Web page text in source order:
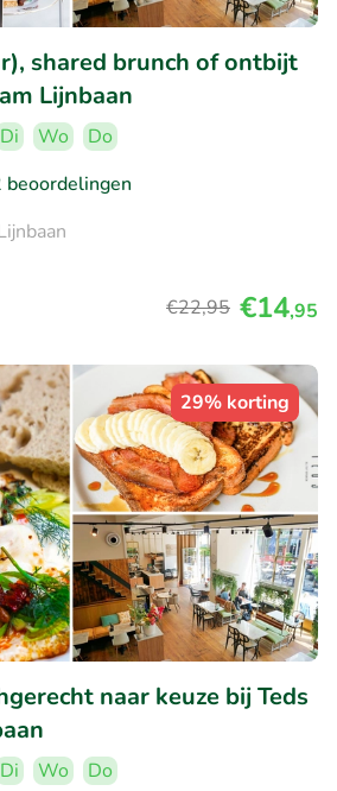
shared brunch of ontbijt
Lijnbaan
Di Wo
Do
beoordelingen
€22,95 €14,95
29% korting
naar keuze bij Teds
Di Wo
Do